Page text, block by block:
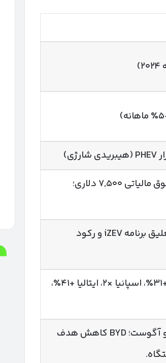
رکورد تاریخی در آگوست به دلیل مشوق مالیاتی ۷,۵۰۰ دلاری؛
افت یک‌سومی فروش YTD به دلیل تعلیق برنامه iZEV و رکود
رشد ۳۱٪ YTD؛ آلمان +۴۵٪، بریتانیا +۳۱٪، اسپانیا ×۲، ایتالیا +۴۱٪،
رشد ۲۵٪ YTD؛ کندی رشد در جولای و آگوست؛ BYD کاهش هدف